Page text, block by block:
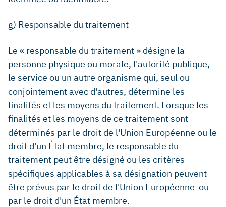
g) Responsable du traitement
Le « responsable du traitement » désigne la
personne physique ou morale, l'autorité publique,
le service ou un autre organisme qui, seul ou
conjointement avec d'autres, détermine les
finalités et les moyens du traitement. Lorsque les
finalités et les moyens de ce traitement sont
déterminés par le droit de l'Union Européenne ou le
droit d'un État membre, le responsable du
traitement peut être désigné ou les critères
spécifiques applicables à sa désignation peuvent
être prévus par le droit de l'Union Européenne ou
par le droit d'un État membre.